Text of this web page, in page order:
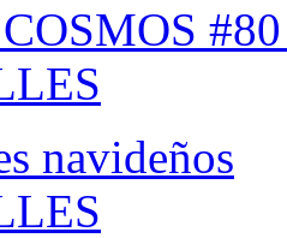
navideños